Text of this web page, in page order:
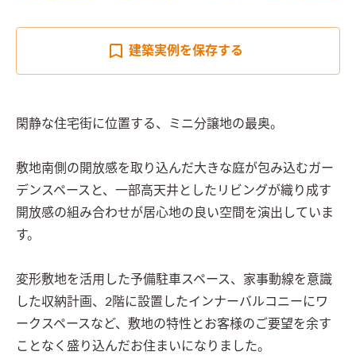
建築実例を保存する
閑静な住宅街に位置する、ミニ分譲地の最奥。
敷地南側の開放感を取り込んだ大きな庭が包み込むガー
デンスペースと、一部高天井としたリビングが織り成す
開放感の組み合わせが居心地の良い空間を演出していま
す。
変形敷地を活用した予備駐車スペース、家事動線を意識
した収納計画、2階に設置したインナーバルコニーにワ
ークスペースなど、敷地の特性とお客様のご要望を余す
ことなく盛り込んだお住まいになりました。